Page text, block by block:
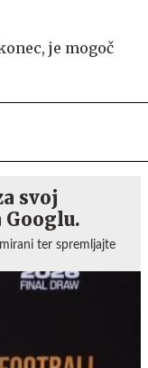
je mogoč
svoj
ter spremljajte